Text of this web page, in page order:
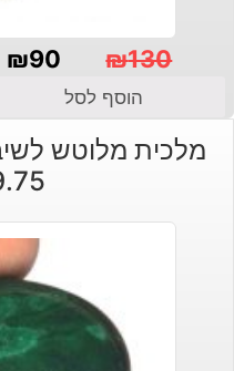
₪130
המקורי
היה:
₪90
הנוכחי
הוא:
הוסף לסל
מלכית מלוטש